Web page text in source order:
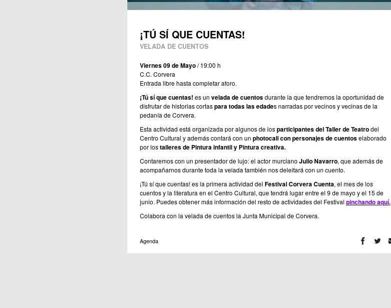
¡TÚ SÍ QUE CUENTAS!
VELADA DE CUENTOS
Viernes 09 de Mayo/ 19:00 h
C.C. Corvera
Entrada libre hasta completar aforo.
¡Tú sí que cuentas! es un velada de cuentosdurante la que tendremos la oportunidad de
disfrutar de historias cortaspara todas las edades narradas por vecinos y vecinas de la
pedanía de Corvera.
Esta actividad está organizada por algunos de losparticipantes del Taller de Teatrodel
Centro Cultural y además contará con un photocall con personajes de cuentoselaborado
por lostalleres de Pintura infantil y Pintura creativa.
Contaremos con un presentador de lujo: el actor murciano Julio Navarro, que además de
acompañarnos durante toda la velada también nos deleitará con un cuento.
¡Tú sí que cuentas! es la primera actividad del Festival Corvera Cuenta, el mes de los
cuentos y la literatura en el Centro Cultural, que tendrá lugar entre el 9 de mayo y el 15 de
junio. Puedes obtener más información del resto de actividades del Festival pinchando aquí.
Colabora con la velada de cuentos la Junta Municipal de Corvera.
Agenda